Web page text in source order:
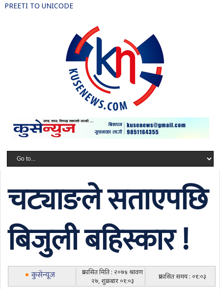
PREETI TO UNICODE
चट्याङले सताएपछि
बिजुली बहिस्कार !
कुसेन्यूज
प्रकासित मिति : २०७४ श्रावण
२७, शुक्रबार ०१:०३
प्रकासित समय : ०१:०३